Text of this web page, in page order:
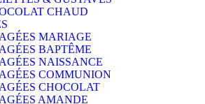
CHAUD
MARIAGE
BAPTÊME
NAISSANCE
COMMUNION
CHOCOLAT
AMANDE